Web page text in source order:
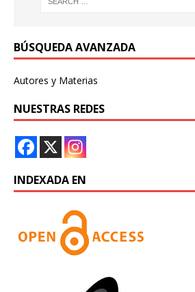
BÚSQUEDA AVANZADA
Autores y Materias
NUESTRAS REDES
INDEXADA EN